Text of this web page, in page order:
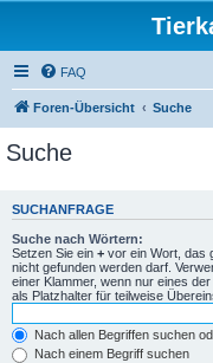
FAQ
Foren-Übersicht Suche
Suche
SUCHANFRAGE
Suche nach Wörtern:
Setzen Sie ein + vor ein Wort, das
nicht gefunden werden darf.
einer Klammer, wenn nur eines
als Platzhalter für teilweise
Nach allen Begriffen suchen
Nach einem Begriff suchen